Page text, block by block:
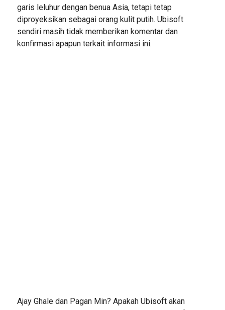
garis leluhur dengan benua Asia, tetapi tetap
diproyeksikan sebagai orang kulit putih. Ubisoft
sendiri masih tidak memberikan komentar dan
konfirmasi apapun terkait informasi ini.
Ajay Ghale dan Pagan Min? Apakah Ubisoft akan